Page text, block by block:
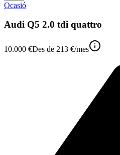
Ocasió
Audi Q5 2.0 tdi quattro
10.000 €Des de 213 €/mes